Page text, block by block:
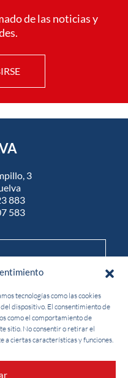
tecnologías como las cookies
dispositivo. El consentimiento de
como el comportamiento de
sitio. No consentir o retirar el
a ciertas características y funciones.
de las noticias y
3
883
583
curso a través de